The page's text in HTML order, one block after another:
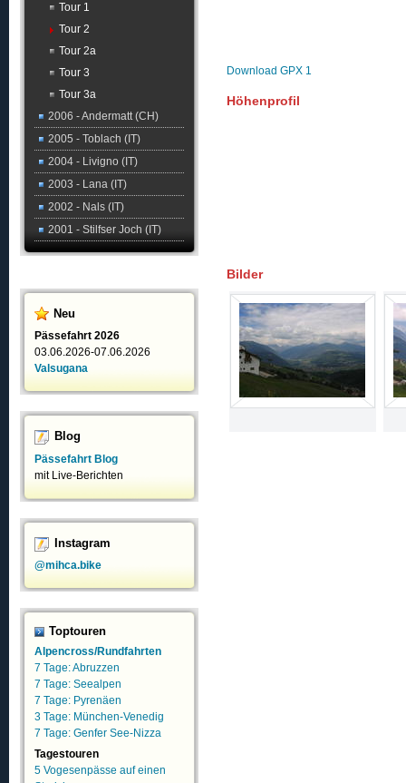
Tour 1
Tour 2
Tour 2a
Tour 3
Tour 3a
2006 - Andermatt (CH)
2005 - Toblach (IT)
2004 - Livigno (IT)
2003 - Lana (IT)
2002 - Nals (IT)
2001 - Stilfser Joch (IT)
Neu
Pässefahrt 2026
03.06.2026-07.06.2026
Valsugana
Blog
Pässefahrt Blog
mit Live-Berichten
Instagram
@mihca.bike
Toptouren
Alpencross/Rundfahrten
7 Tage: Abruzzen
7 Tage: Seealpen
7 Tage: Pyrenäen
3 Tage: München-Venedig
7 Tage: Genfer See-Nizza
Tagestouren
5 Vogesenpässe auf einen
Download GPX 1
Höhenprofil
Bilder